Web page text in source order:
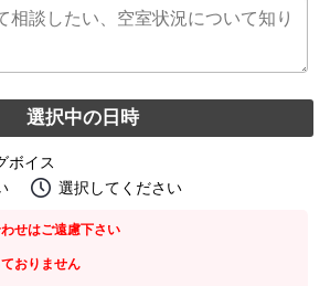
選択中の日時
ボイス
選択してください
せはご遠慮下さい
おりません